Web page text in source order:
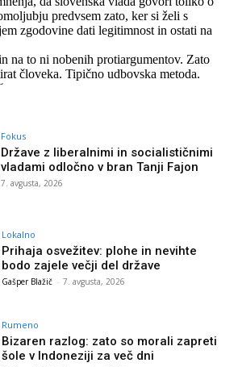
Fokus
Države z liberalnimi in socialističnimi
vladami odločno v bran Tanji Fajon
7. avgusta, 2026
Lokalno
Prihaja osvežitev: plohe in nevihte
bodo zajele večji del države
Gašper Blažič - 7. avgusta, 2026
Rumeno
Bizaren razlog: zato so morali zapreti
šole v Indoneziji za več dni